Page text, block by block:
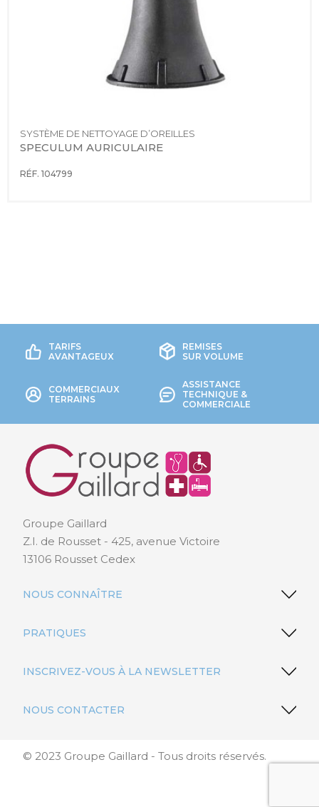
SYSTÈME DE NETTOYAGE D’OREILLES
SPECULUM AURICULAIRE
RÉF. 104799
TARIFS
AVANTAGEUX
REMISES
SUR VOLUME
COMMERCIAUX
TERRAINS
ASSISTANCE
TECHNIQUE &
COMMERCIALE
Groupe Gaillard
Z.I. de Rousset - 425, avenue Victoire
13106 Rousset Cedex
NOUS CONNAÎTRE
PRATIQUES
INSCRIVEZ-VOUS À LA NEWSLETTER
NOUS CONTACTER
© 2023 Groupe Gaillard - Tous droits réservés.